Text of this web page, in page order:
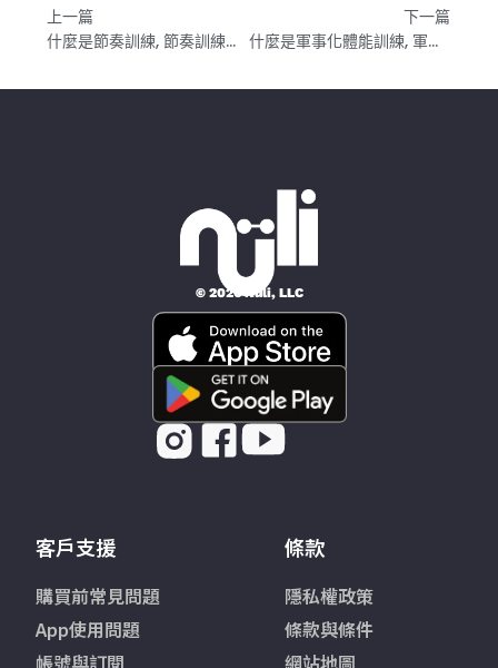
上一篇
什麼是節奏訓練, 節奏訓練的英文怎麼說？Tempo Training
下一篇
什麼是軍事化體能訓練, 軍事化體能訓練的英文怎麼說？bootcamp
© 2026 Nüli, LLC
客戶支援
購買前常見問題
App使用問題
帳號與訂閱
條款
隱私權政策
條款與條件
網站地圖